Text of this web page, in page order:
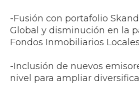
-Fusión con portafolio
Global y disminución en la
Fondos Inmobiliarios Locales
-Inclusión de nuevos
nivel para ampliar